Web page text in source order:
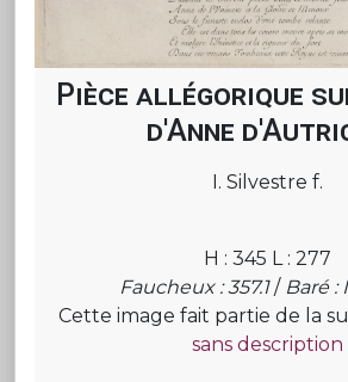
Pièce allégorique
d'Anne
I. Silvestre f.
H : 345 L : 277
Faucheux : 357.1/ Baré :
Cette image fait partie de la
sans description